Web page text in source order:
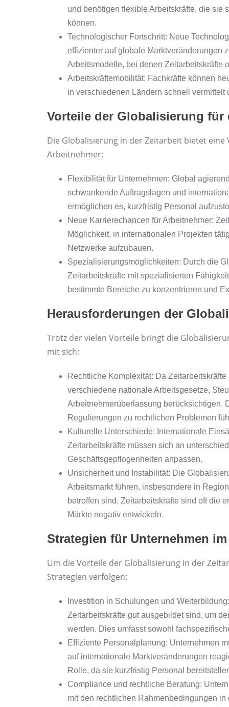
und benötigen flexible Arbeitskräfte, die sie
können.
Technologischer Fortschritt: Neue
effizienter auf globale Marktveränderungen
Arbeitsmodelle, bei denen Zeitarbeitskräfte
Arbeitskräftemobilität: Fachkräfte können
in verschiedenen Ländern schnell vermittelt
Vorteile der Globalisierung für
Die Globalisierung in der Zeitarbeit bietet
Arbeitnehmer:
Flexibilität für Unternehmen: Global
schwankende Auftragslagen und
ermöglichen es, kurzfristig Personal
Neue Karrierechancen für Arbeitnehmer:
Möglichkeit, in internationalen Projekten
Netzwerke aufzubauen.
Spezialisierungsmöglichkeiten: Durch die
Zeitarbeitskräfte mit spezialisierten
bestimmte Bereiche zu konzentrieren und
Herausforderungen der
Trotz der vielen Vorteile bringt die
mit sich:
Rechtliche Komplexität: Da
verschiedene nationale Arbeitsgesetze,
Arbeitnehmerüberlassung berücksichtigen.
Regulierungen zu rechtlichen Problemen
Kulturelle Unterschiede: Internationale
Zeitarbeitskräfte müssen sich an
Geschäftsgepflogenheiten anpassen.
Unsicherheit und Instabilität: Die
Arbeitsmarkt führen, insbesondere in
betroffen sind. Zeitarbeitskräfte sind oft die
Märkte negativ entwickeln.
Strategien für Unternehmen
Um die Vorteile der Globalisierung in der
Strategien verfolgen:
Investition in Schulungen und
Zeitarbeitskräfte gut ausgebildet sind, um
werden. Dies umfasst sowohl
Effiziente Personalplanung: Unternehmen
auf internationale Marktveränderungen
Rolle, da sie kurzfristig Personal
Compliance und rechtliche Beratung:
mit den rechtlichen Rahmenbedingungen